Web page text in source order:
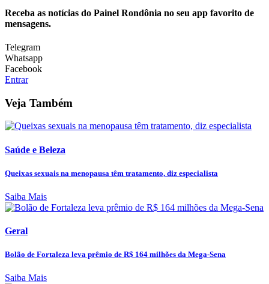
Receba as notícias do Painel Rondônia no seu app favorito de
mensagens.
Telegram
Whatsapp
Facebook
Entrar
Veja Também
Saúde e Beleza
Queixas sexuais na menopausa têm tratamento, diz especialista
Saiba Mais
Geral
Bolão de Fortaleza leva prêmio de R$ 164 milhões da Mega-Sena
Saiba Mais